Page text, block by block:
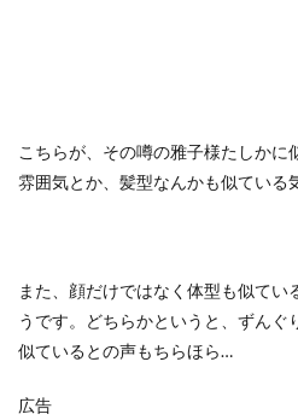
こちらが、その噂の雅子様たしかに
雰囲気とか、髪型なんかも似ている
また、顔だけではなく体型も似てい
うです。どちらかというと、ずんぐ
似ているとの声もちらほら…
広告